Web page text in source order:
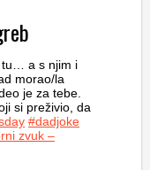
tu… a s njim i
morao/la
je za tebe.
si preživio, da
#dadjoke
zvuk –